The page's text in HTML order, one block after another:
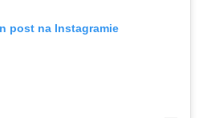
post na Instagramie